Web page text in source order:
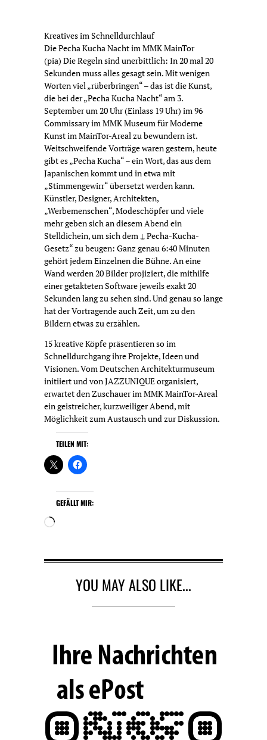
Kreatives im Schnelldurchlauf
Die Pecha Kucha Nacht im MMK MainTor
(pia) Die Regeln sind unerbittlich: In 20 mal 20
Sekunden muss alles gesagt sein. Mit wenigen
Worten viel „rüberbringen“ – das ist die Kunst,
die bei der „Pecha Kucha Nacht“ am 3.
September um 20 Uhr (Einlass 19 Uhr) im 96
Commissary im MMK Museum für Moderne
Kunst im MainTor-Areal zu bewundern ist.
Weitschweifende Vorträge waren gestern, heute
gibt es „Pecha Kucha“ – ein Wort, das aus dem
Japanischen kommt und in etwa mit
„Stimmengewirr“ übersetzt werden kann.
Künstler, Designer, Architekten,
„Werbemenschen“, Modeschöpfer und viele
mehr geben sich an diesem Abend ein
Stelldichein, um sich dem ⍊ Pecha-Kucha-
Gesetz“ zu beugen: Ganz genau 6:40 Minuten
gehört jedem Einzelnen die Bühne. An eine
Wand werden 20 Bilder projiziert, die mithilfe
einer getakteten Software jeweils exakt 20
Sekunden lang zu sehen sind. Und genau so lange
hat der Vortragende auch Zeit, um zu den
Bildern etwas zu erzählen.
15 kreative Köpfe präsentieren so im
Schnelldurchgang ihre Projekte, Ideen und
Visionen. Vom Deutschen Architekturmuseum
initiiert und von JAZZUNIQUE organisiert,
erwartet den Zuschauer im MMK MainTor-Areal
ein geistreicher, kurzweiliger Abend, mit
Möglichkeit zum Austausch und zur Diskussion.
TEILEN MIT:
GEFÄLLT MIR:
W
d
n
YOU MAY ALSO LIKE...